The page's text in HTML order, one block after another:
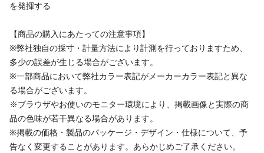
を発揮する
【商品の購入にあたっての注意事項】
※弊社独自の採寸・計量方法により計測を行っておりますため、
多少の誤差が生じる場合がございます。
※一部商品において弊社カラー表記がメーカーカラー表記と異な
る場合がございます。
※ブラウザやお使いのモニター環境により、掲載画像と実際の商
品の色味が若干異なる場合があります。
※掲載の価格・製品のパッケージ・デザイン・仕様について、予
告なく変更することがあります。あらかじめご了承ください。